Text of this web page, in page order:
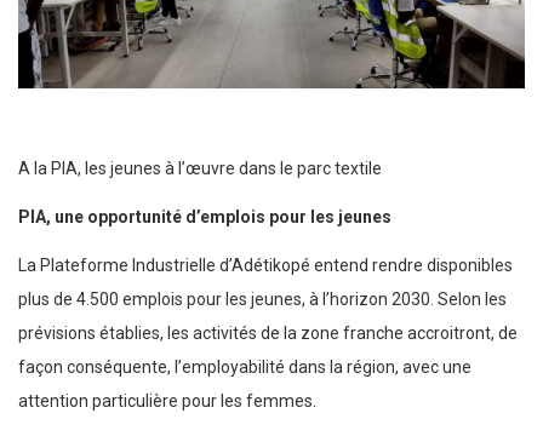
A la PIA, les jeunes à l’œuvre dans le parc textile
PIA, une opportunité d’emplois pour les jeunes
La Plateforme Industrielle d’Adétikopé entend rendre disponibles
plus de 4.500 emplois pour les jeunes, à l’horizon 2030. Selon les
prévisions établies, les activités de la zone franche accroitront, de
façon conséquente, l’employabilité dans la région, avec une
attention particulière pour les femmes.